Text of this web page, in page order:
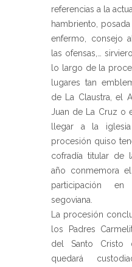
referencias a la
hambriento,
enfermo, consejo
las ofensas,…
lo largo de la
lugares tan
de La Claustra, el
Juan de La Cruz o
llegar a la
procesión quiso
cofradía titular de
año conmemora
participación
segoviana.
La procesión
los Padres
del Santo Cristo
quedará